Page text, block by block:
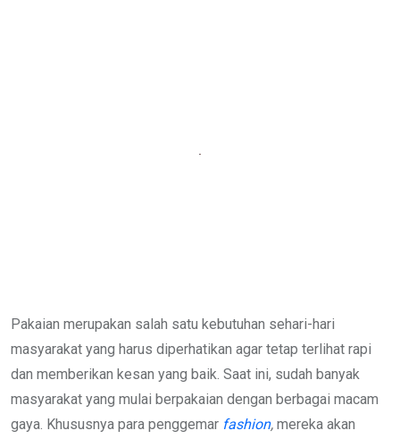
Pakaian merupakan salah satu kebutuhan sehari-hari
masyarakat yang harus diperhatikan agar tetap terlihat rapi
dan memberikan kesan yang baik. Saat ini, sudah banyak
masyarakat yang mulai berpakaian dengan berbagai macam
gaya. Khususnya para penggemar fashion, mereka akan